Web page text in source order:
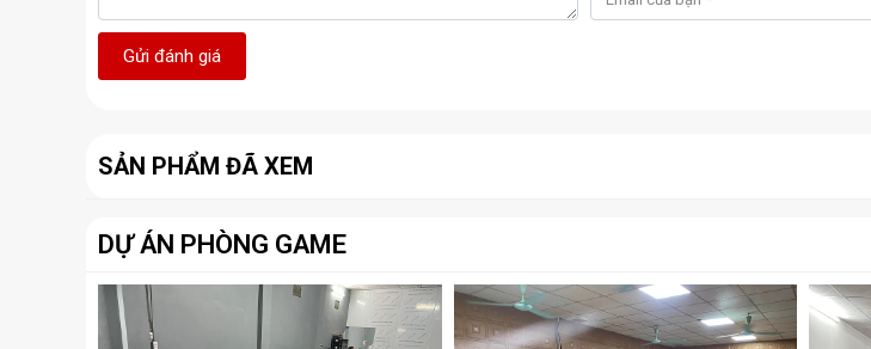
Gửi đánh giá
SẢN PHẨM ĐÃ XEM
DỰ ÁN PHÒNG GAME